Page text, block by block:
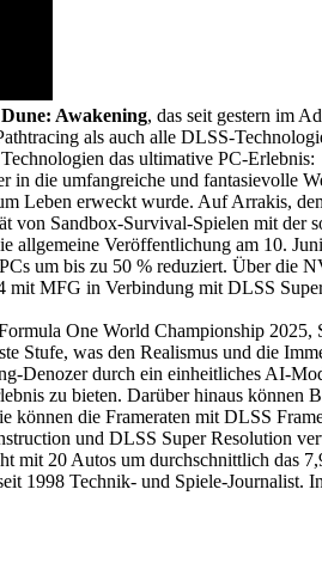
Dune: Awakening, das seit gestern im
als auch alle DLSS-
das ultimative PC-Erlebnis:
die umfangreiche und fantasievolle
Leben erweckt wurde. Auf Arrakis,
von Sandbox-Survival-Spielen mit
allgemeine Veröffentlichung am 10.
um bis zu 50 % reduziert. Über die
MFG in Verbindung mit DLSS
One World Championship
Stufe, was den Realismus und die
Denozer durch ein einheitliches AI-
zu bieten. Darüber hinaus
die Frameraten mit DLSS
und DLSS Super Resolution
mit 20 Autos um durchschnittlich das
1998 Technik- und Spiele-